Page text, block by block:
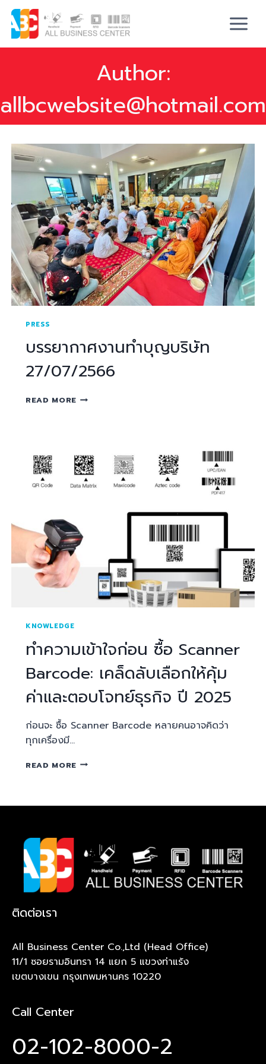
Author:
allbcwebsite@hotmail.com
PRESS
บรรยากาศงานทำบุญบริษัท
27/07/2566
READ MORE
KNOWLEDGE
ทำความเข้าใจก่อน ซื้อ Scanner
Barcode: เคล็ดลับเลือกให้คุ้ม
ค่าและตอบโจทย์ธุรกิจ ปี 2025
ก่อนจะ ซื้อ Scanner Barcode หลายคนอาจคิดว่า
ทุกเครื่องมี…
READ MORE
ติดต่อเรา
All Business Center Co.,Ltd (Head Office)
11/1 ซอยรามอินทรา 14 แยก 5 แขวงท่าแร้ง
เขตบางเขน กรุงเทพมหานคร 10220
Call Center
02-102-8000-2